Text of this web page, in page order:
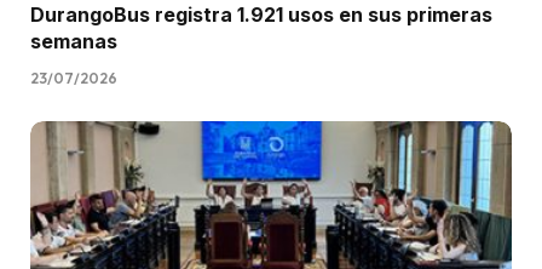
DurangoBus registra 1.921 usos en sus primeras
semanas
23/07/2026